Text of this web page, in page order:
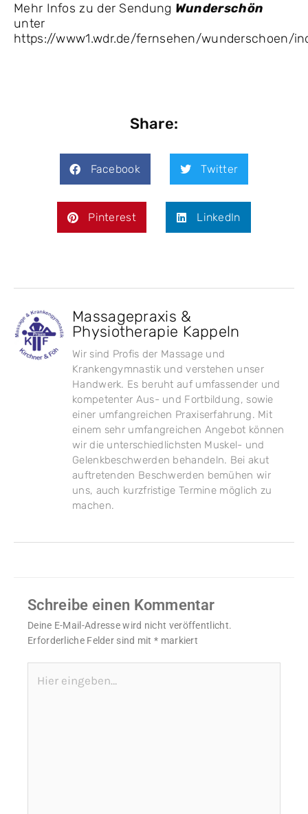
Mehr Infos zu der Sendung Wunderschön
unter
https://www1.wdr.de/fernsehen/wunderschoen/
Share:
Facebook Twitter
Pinterest LinkedIn
Massagepraxis &
Physiotherapie Kappeln
Wir sind Profis der Massage und
Krankengymnastik und verstehen unser
Handwerk. Es beruht auf umfassender und
kompetenter Aus- und Fortbildung, sowie
einer umfangreichen Praxiserfahrung. Mit
einem sehr umfangreichen Angebot können
wir die unterschiedlichsten Muskel- und
Gelenkbeschwerden behandeln. Bei akut
auftretenden Beschwerden bemühen wir
uns, auch kurzfristige Termine möglich zu
machen.
Schreibe einen Kommentar
Deine E-Mail-Adresse wird nicht veröffentlicht.
Erforderliche Felder sind mit* markiert
eingeben…